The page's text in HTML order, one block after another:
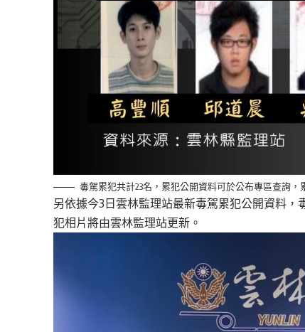
毒駕累犯共計23名，累犯公開資料可於公布專區查詢
另依據今3日雲林監理站最新毒駕累犯公開資料，
犯相片將由雲林監理站更新。